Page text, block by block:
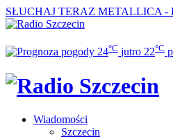
SŁUCHAJ TERAZ METALLICA -
24°C jutro 22°C
Wiadomości
Szczecin